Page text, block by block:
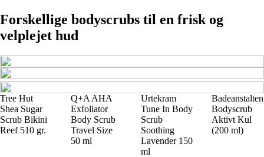
Forskellige bodyscrubs til en frisk og
velplejet hud
Tree Hut
Shea Sugar
Scrub Bikini
Reef 510 gr.
Q+A AHA
Exfoliator
Body Scrub
Travel Size
50 ml
Urtekram
Tune In Body
Scrub
Soothing
Lavender 150
ml
Badeanstalten
Bodyscrub
Aktivt Kul
(200 ml)